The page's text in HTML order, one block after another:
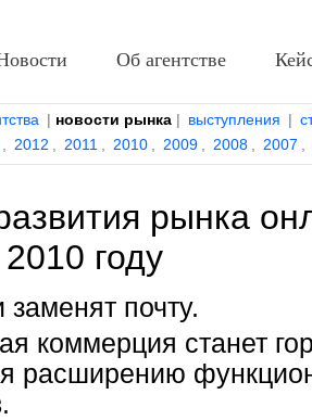
| новости рынка | выступления |
2012 2011 2010 2009 2008 2007
рынка
году
заменят почту.
коммерция станет
расширению
Об агентстве